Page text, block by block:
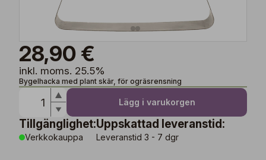
28,90 €
inkl. moms. 25.5%
Bygelhacka med plant skär, för ogräsrensning
Lägg i varukorgen
Tillgänglighet:
Verkkokauppa
Uppskattad leveranstid:
Leveranstid 3 - 7 dgr